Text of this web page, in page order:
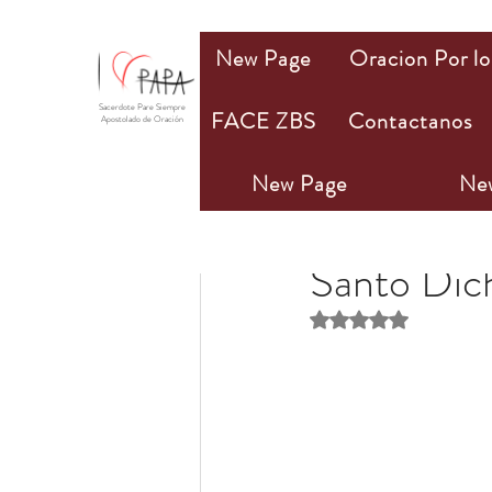
Santo
Obtuvo NaN de 5
New Page
Oracion Por
FACE ZBS
Contactanos
New Page
Sacerdote Pare Siempre
Apostolado de Oración